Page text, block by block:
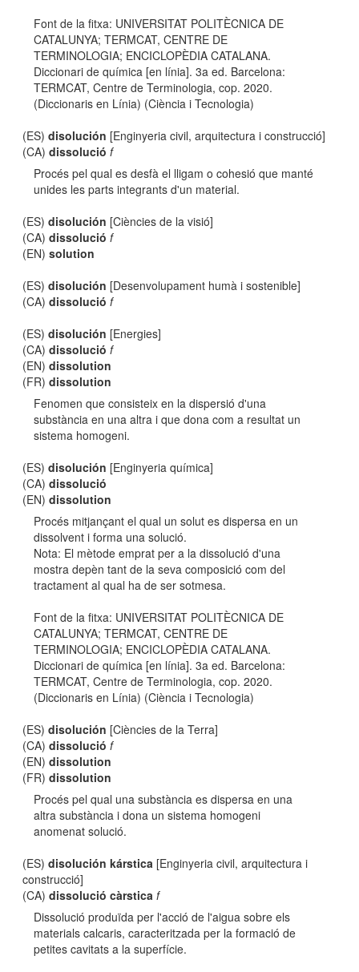
Font de la fitxa: UNIVERSITAT POLITÈCNICA DE
CATALUNYA; TERMCAT, CENTRE DE
TERMINOLOGIA; ENCICLOPÈDIA CATALANA.
Diccionari de química [en línia]. 3a ed. Barcelona:
TERMCAT, Centre de Terminologia, cop. 2020.
(Diccionaris en Línia) (Ciència i Tecnologia)
(ES)disolución [Enginyeria civil, arquitectura i construcció]
(CA)dissolució f
Procés pel qual es desfà el lligam o cohesió que manté
unides les parts integrants d'un material.
(ES)disolución [Ciències de la visió]
(CA)dissolució f
(EN)solution
(ES)disolución [Desenvolupament humà i sostenible]
(CA)dissolució f
(ES)disolución [Energies]
(CA)dissolució f
(EN)dissolution
(FR)dissolution
Fenomen que consisteix en la dispersió d'una
substància en una altra i que dona com a resultat un
sistema homogeni.
(ES)disolución [Enginyeria química]
(CA)dissolució
(EN)dissolution
Procés mitjançant el qual un solut es dispersa en un
dissolvent i forma una solució.
Nota: El mètode emprat per a la dissolució d'una
mostra depèn tant de la seva composició com del
tractament al qual ha de ser sotmesa.
Font de la fitxa: UNIVERSITAT POLITÈCNICA DE
CATALUNYA; TERMCAT, CENTRE DE
TERMINOLOGIA; ENCICLOPÈDIA CATALANA.
Diccionari de química [en línia]. 3a ed. Barcelona:
TERMCAT, Centre de Terminologia, cop. 2020.
(Diccionaris en Línia) (Ciència i Tecnologia)
(ES)disolución [Ciències de la Terra]
(CA)dissolució f
(EN)dissolution
(FR)dissolution
Procés pel qual una substància es dispersa en una
altra substància i dona un sistema homogeni
anomenat solució.
(ES)disolución kárstica [Enginyeria civil, arquitectura i
construcció]
(CA)dissolució càrstica f
Dissolució produïda per l'acció de l'aigua sobre els
materials calcaris, caracteritzada per la formació de
petites cavitats a la superfície.